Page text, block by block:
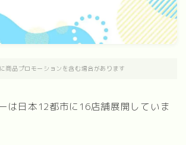
商品プロモーションを含む場合があります
は日本12都市に16店舗展開していま